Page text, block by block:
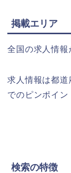
掲載エリア
全国の求人情報
求人情報は都
でのピンポイン
検索の特徴